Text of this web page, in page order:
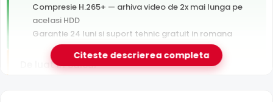
Compresie H.265+ — arhiva video de 2x mai lunga pe
acelasi HDD
Garantie 24 luni si suport tehnic gratuit in romana
De luat in calcul
Citeste descrierea completa